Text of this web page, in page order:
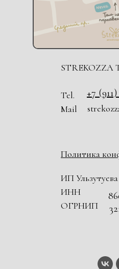
STREKOZZA
Tel.
Mail
ИП
ИНН
ОГРНИП
Политика
+7